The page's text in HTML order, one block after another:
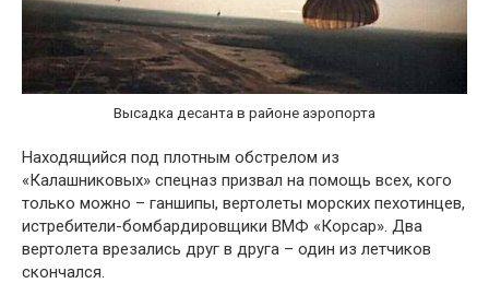
Высадка десанта в районе аэропорта
Находящийся под плотным обстрелом из
«Калашниковых» спецназ призвал на помощь всех, кого
только можно – ганшипы, вертолеты морских пехотинцев,
истребители-бомбардировщики ВМФ «Корсар». Два
вертолета врезались друг в друга – один из летчиков
скончался.